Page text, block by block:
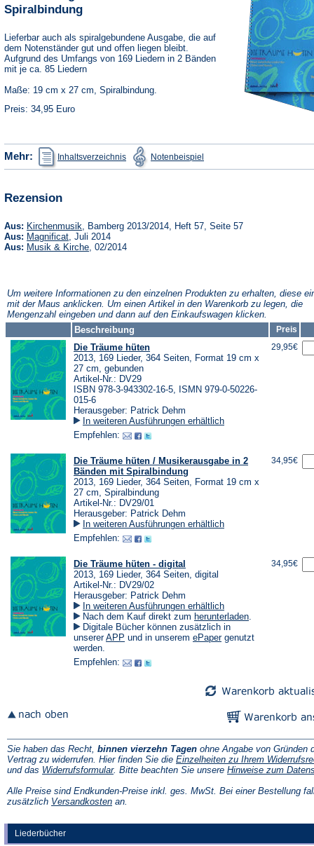
Liederbücher
Spiralbindung
Lieferbar auch als spiralgebundene Ausgabe, die auf
dem Notenständer gut und offen liegen bleibt.
Aufgrund des Umfangs von 169 Liedern in 2 Bänden
mit je ca. 85 Liedern
Maße: 19 cm x 27 cm, Spiralbindung.
Preis: 34,95 Euro
Mehr: Inhaltsverzeichnis
(Öffnet
in
einem
Notenbeispiel in
einem
Rezension
Aus: Kirchenmusik (Öffnet
in
einem
neuen
, Bamberg 2013/2014, Heft 57, Seite 57
Aus: Magnificat(Öffnet
in
, Juli 2014
Aus: Musik & Kirche(Öffnet
, 02/2014
Um weitere Informationen zu den einzelnen Produkten zu erhalten, diese
mit der Maus anklicken. Um einen Artikel in den Warenkorb zu legen, die
Mengenzahl eingeben und dann auf den Einkaufswagen klicken.
Beschreibung
Preis
Die Träume hüten
2013, 169 Lieder, 364 Seiten, Format 19 cm x
27 cm, gebunden
Artikel-Nr.: DV29
ISBN 978-3-943302-16-5, ISMN 979-0-50226-
015-6
Herausgeber: Patrick Dehm
In weiteren Ausführungen erhältlich
Empfehlen:
29,95€
Die Träume hüten / Musikerausgabe in 2
Bänden mit Spiralbindung
2013, 169 Lieder, 364 Seiten, Format 19 cm x
27 cm, Spiralbindung
Artikel-Nr.: DV29/01
Herausgeber: Patrick Dehm
In weiteren Ausführungen erhältlich
Empfehlen:
34,95€
Die Träume hüten - digital
2013, 169 Lieder, 364 Seiten, digital
Artikel-Nr.: DV29/02
Herausgeber: Patrick Dehm
In weiteren Ausführungen erhältlich
Nach dem Kauf direkt zum herunterladen(Öffnet
einem
.
Digitale Bücher können zusätzlich in
unsererAPP (Öffnet
neuen
und in unserem ePaper(Öffnet
genutzt
werden.
Empfehlen:
34,95€
Sie haben das Recht, binnen vierzehn Tagen ohne Angabe von Gründen
Vertrag zu widerrufen. Hier finden Sie die Einzelheiten zu Ihrem
und das Widerrufsformular(Öffnet
einem
neuen
. Bitte beachten Sie unsere Hinweise zum
Alle Preise sind Endkunden-Preise inkl. ges. MwSt. Bei einer Bestellung
zusätzlich Versandkosten(Öffnet
an.